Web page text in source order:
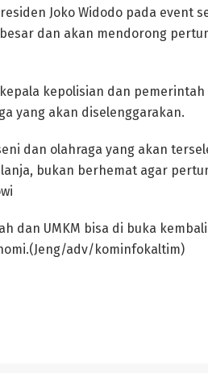
Joko Widodo pada event
dan akan mendorong
kepolisian dan
yang akan diselenggarakan.
dan olahraga yang akan
bukan berhemat agar
dan UMKM bisa di buka
adv/kominfokaltim)